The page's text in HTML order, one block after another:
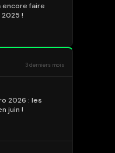
encore faire
!
3 derniers mois
2026 : les
juin !